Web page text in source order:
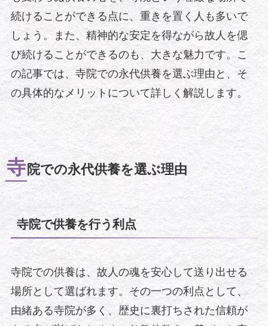
続けることができる点に、重きを置く人も多いで
しょう。また、精神的な安定を得ながら故人を偲
び続けることができるのも、大きな魅力です。こ
の記事では、寺院での永代供養を選ぶ理由と、そ
の具体的なメリットについて詳しく解説します。
寺 院での永代供養を選ぶ理由
寺院で供養を行う利点
寺院での供養は、故人の魂を安心して送り出せる
場所として選ばれます。その一つの利点として、
由緒ある寺院が多く、歴史に裏打ちされた信頼が